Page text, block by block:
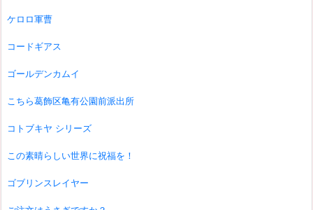
ケロロ軍曹
コードギアス
ゴールデンカムイ
こちら葛飾区亀有公園前派出所
コトブキヤ シリーズ
この素晴らしい世界に祝福を！
ゴブリンスレイヤー